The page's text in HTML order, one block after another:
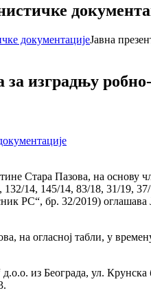
документацијеЈавна
за изградњу
Стара Пазова, на основу
14, 145/14, 83/18, 31/19,
РС“, бр. 32/2019)
огласној табли, у
из Београда, ул.